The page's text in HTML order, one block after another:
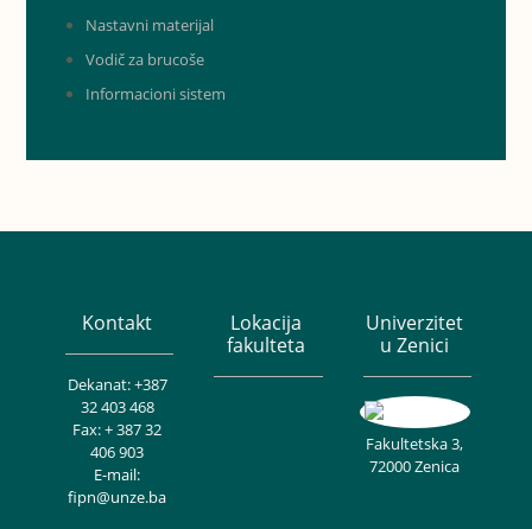
Nastavni materijal
Vodič za brucoše
Informacioni sistem
Kontakt
Dekanat: +387
32 403 468
Fax: + 387 32
406 903
E-mail:
fipn@unze.ba
Lokacija
fakulteta
Univerzitet
u Zenici
Fakultetska 3,
72000 Zenica